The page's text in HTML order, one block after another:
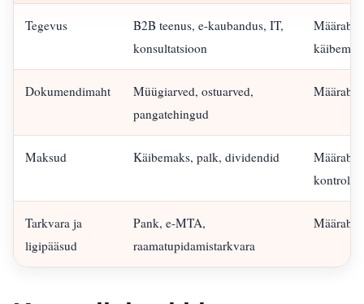
Tegevus
B2B teenus, e-kaubandus, IT,
konsultatsioon
Määrab
Dokumendimaht
Müügiarved, ostuarved,
pangatehingud
Määrab
Maksud Käibemaks, palk, dividendid
Määrab
kontrollid
Tarkvara ja
ligipääsud
Pank, e-MTA,
raamatupidamistarkvara
Määrab